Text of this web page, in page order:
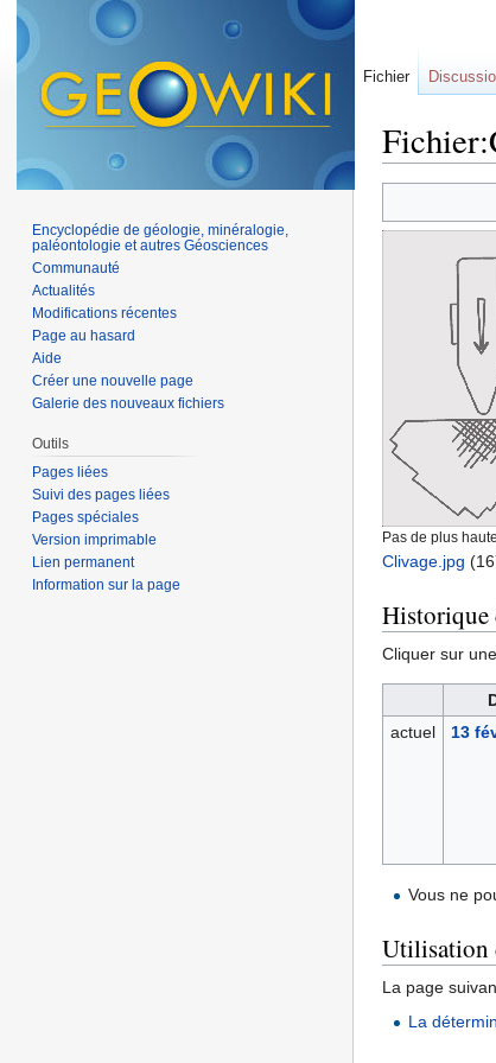
Pas de plus
Clivage.jpg
Cliquer sur
actuel
13
Vous ne
Utilisation
La page
La
Fichier
Encyclopédie de géologie, minéralogie,
paléontologie et autres Géosciences
Communauté
Actualités
Modifications récentes
Page au hasard
Aide
Créer une nouvelle page
Galerie des nouveaux fichiers
Outils
Pages liées
Suivi des pages liées
Pages spéciales
Version imprimable
Lien permanent
Information sur la page